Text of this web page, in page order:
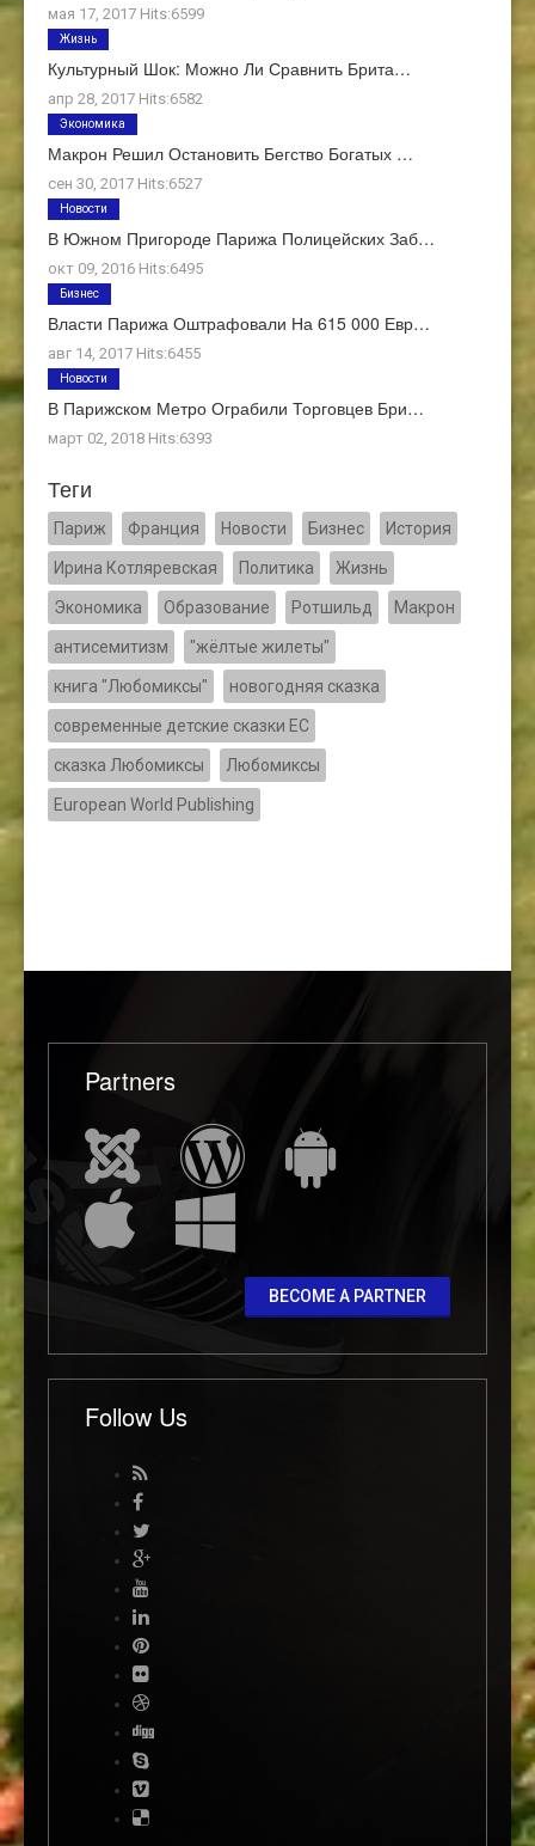
мая 17, 2017 Hits:6599
Культурный Шок: Можно Ли Сравнить Брита…
апр 28, 2017 Hits:6582
Жизнь
Макрон Решил Остановить Бегство Богатых …
сен 30, 2017 Hits:6527
Экономика
В Южном Пригороде Парижа Полицейских Заб…
окт 09, 2016 Hits:6495
Новости
Власти Парижа Оштрафовали На 615 000 Евр…
авг 14, 2017 Hits:6455
Бизнес
В Парижском Метро Ограбили Торговцев Бри…
март 02, 2018 Hits:6393
Новости
Теги
Париж Франция Новости Бизнес История
Ирина Котляревская Политика Жизнь
Экономика Образование Ротшильд Макрон
антисемитизм "жёлтые жилеты"
книга "Любомиксы" новогодняя сказка
современные детские сказки ЕС
сказка Любомиксы Любомиксы
European World Publishing
Partners
BECOME A PARTNER
Follow Us